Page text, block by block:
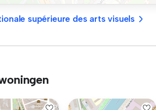
supérieure des arts visuels